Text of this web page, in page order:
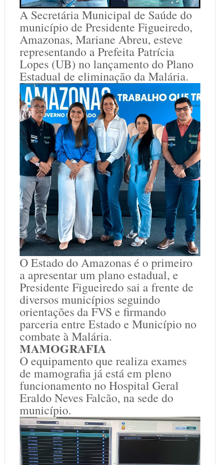
A Secretária Municipal de Saúde do
município de Presidente Figueiredo,
Amazonas, Mariane Abreu, esteve
representando a Prefeita Patrícia
Lopes (UB) no lançamento do Plano
Estadual de eliminação da Malária.
O Estado do Amazonas é o primeiro
a apresentar um plano estadual, e
Presidente Figueiredo sai a frente de
diversos municípios seguindo
orientações da FVS e firmando
parceria entre Estado e Município no
combate à Malária.
MAMOGRAFIA
O equipamento que realiza exames
de mamografia já está em pleno
funcionamento no Hospital Geral
Eraldo Neves Falcão, na sede do
município.